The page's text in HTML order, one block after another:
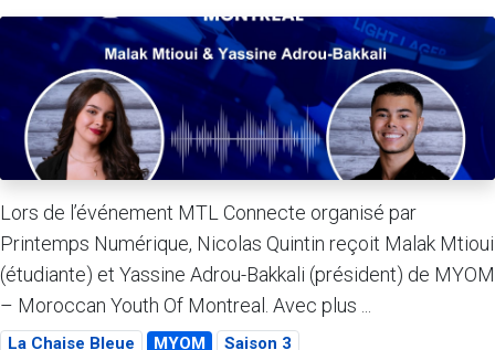
Lors de l’événement MTL Connecte organisé par
Printemps Numérique, Nicolas Quintin reçoit Malak Mtioui
(étudiante) et Yassine Adrou-Bakkali (président) de MYOM
– Moroccan Youth Of Montreal. Avec plus ...
La Chaise Bleue MYOM Saison 3